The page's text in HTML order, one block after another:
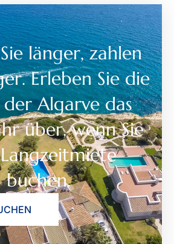
länger, zahlen
Erleben Sie die
Algarve das
über, wenn Sie
buchen.